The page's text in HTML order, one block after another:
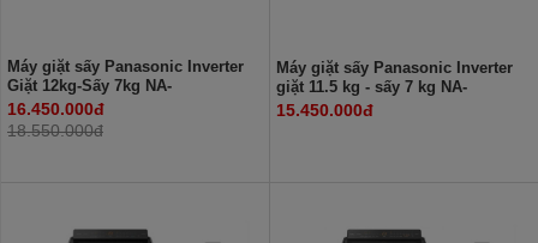
Máy giặt sấy Panasonic Inverter
Giặt 12kg-Sấy 7kg NA-
S24DW1BVT
16.450.000đ
18.550.000đ
Máy giặt sấy Panasonic Inverter
giặt 11.5 kg - sấy 7 kg NA-
S23DW1BVT
15.450.000đ